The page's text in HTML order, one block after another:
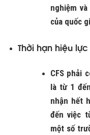
nghiệm
của quốc
Thời hạn hiệu lực
CFS phải
là từ 1
nhận hết
đến việc
một số